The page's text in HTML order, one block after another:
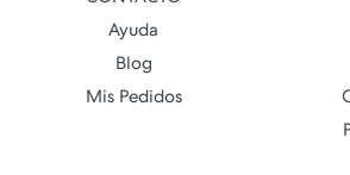
Ayuda
Blog
Mis Pedidos